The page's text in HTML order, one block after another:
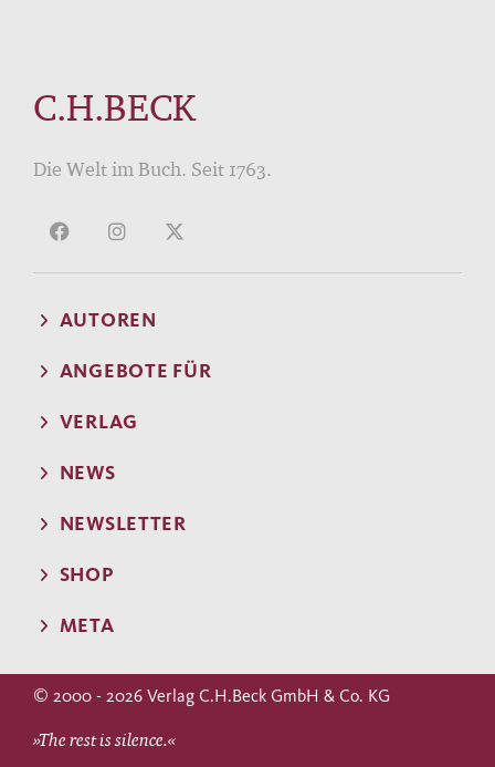
C.H.BECK
Die Welt im Buch. Seit 1763.
AUTOREN
ANGEBOTE FÜR
VERLAG
NEWS
NEWSLETTER
SHOP
META
© 2000 - 2026 Verlag C.H.Beck GmbH & Co. KG
»The rest is silence.«